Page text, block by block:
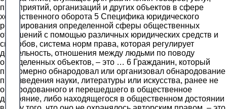
предприятий, организаций и других объектов в сфере
хозяйственного оборота 5 Специфика юридического
регулирования определенной сферы общественных
отношений с помощью различных юридических средств и
способов, система норм права, которая регулирует
деятельность, отношения между людьми по поводу
определенных объектов, – это … 6 Гражданин, который
правомерно обнародовал или организовал обнародование
произведения науки, литературы или искусства, ранее не
обнародованного и перешедшего в общественное
достояние, либо находящегося в общественном достоянии